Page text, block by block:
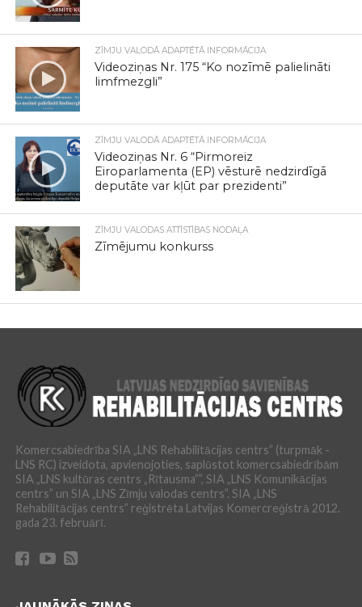
ZĪMJU VALODĀ ADAPTĒTĀ INFORMĀCIJA
Videoziņas Nr. 175 “Ko nozīmē palielināti
limfmezgli”
ZĪMJU VALODĀ ADAPTĒTĀ INFORMĀCIJA
Videoziņas Nr. 6 “Pirmoreiz
Eiroparlamenta (EP) vēsturē nedzirdīgā
deputāte var kļūt par prezidenti”
ZĪMJU VALODAS ATTĪSTĪBAS NODAĻA
Zīmējumu konkurss
Komercsabiedrība SIA „LNS Rehabilitācijas centrs” (turpmāk -
LNS RC) izveidota, apvienojoties, saplūstot komercsabiedrībām
SIA „LNS kultūras centrs „Rītausma””, SIA „LNS Komunikācijas
centrs” un SIA „LNS Zīmju valodas centrs”. SIA „LNS
Rehabilitācijas centrs” reģistrēta Latvijas Komercreģistrā 2012.
gada 23. februārī.